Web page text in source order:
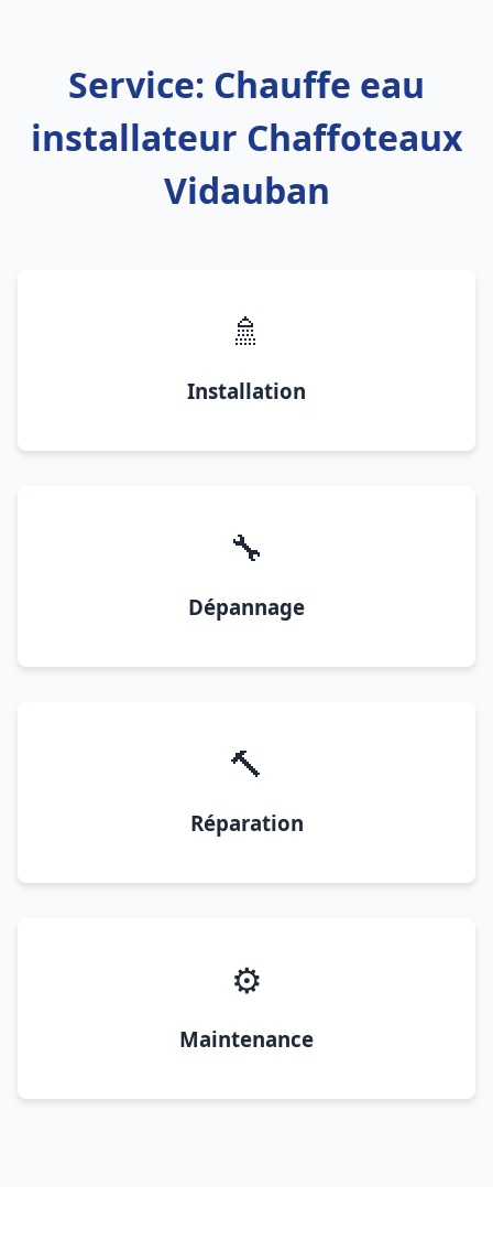
Service: Chauffe eau
installateur Chaffoteaux
Vidauban
🚿
Installation
🔧
Dépannage
🔨
Réparation
⚙️
Maintenance